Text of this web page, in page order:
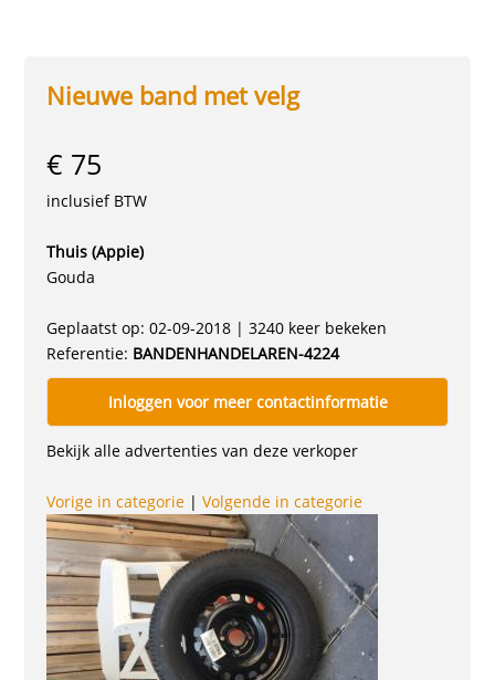
Nieuwe band met velg
€ 75
inclusief BTW
Thuis (Appie)
Gouda
Geplaatst op: 02-09-2018 | 3240 keer bekeken
Referentie: BANDENHANDELAREN-4224
Inloggen voor meer contactinformatie
Bekijk alle advertenties van deze verkoper
Vorige in categorie |Volgende in categorie